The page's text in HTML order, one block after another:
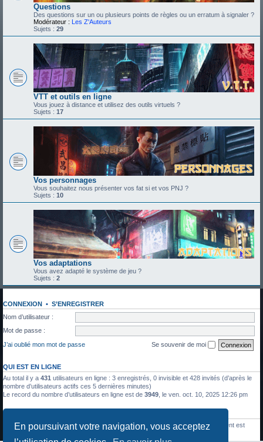
En poursuivant votre navigation, vous acceptez
Questions
Des questions sur un ou plusieurs points de règles ou un erratum à signaler ?
Modérateur : Les Z'Auteurs
Sujets : 29
VTT et outils en ligne
Vous jouez à distance et utilisez des outils virtuels ?
Sujets : 17
Vos personnages
Vous souhaitez nous présenter vos fat si et vos PNJ ?
Sujets : 10
Vos adaptations
Vous avez adapté le système de jeu ?
Sujets : 2
CONNEXION • S’ENREGISTRER
Nom d’utilisateur :
Mot de passe :
J’ai oublié mon mot de passe
Se souvenir de moi
QUI EST EN LIGNE
Au total il y a 431 utilisateurs en ligne : 3 enregistrés, 0 invisible et 428 invités (d’après le
nombre d’utilisateurs actifs ces 5 dernières minutes)
Le record du nombre d’utilisateurs en ligne est de 3949 , le ven. oct. 10, 2025 12:26 pm
1336messages • 428sujets •27membres • Le membre enregistré le plus récent est
Julien Moreau